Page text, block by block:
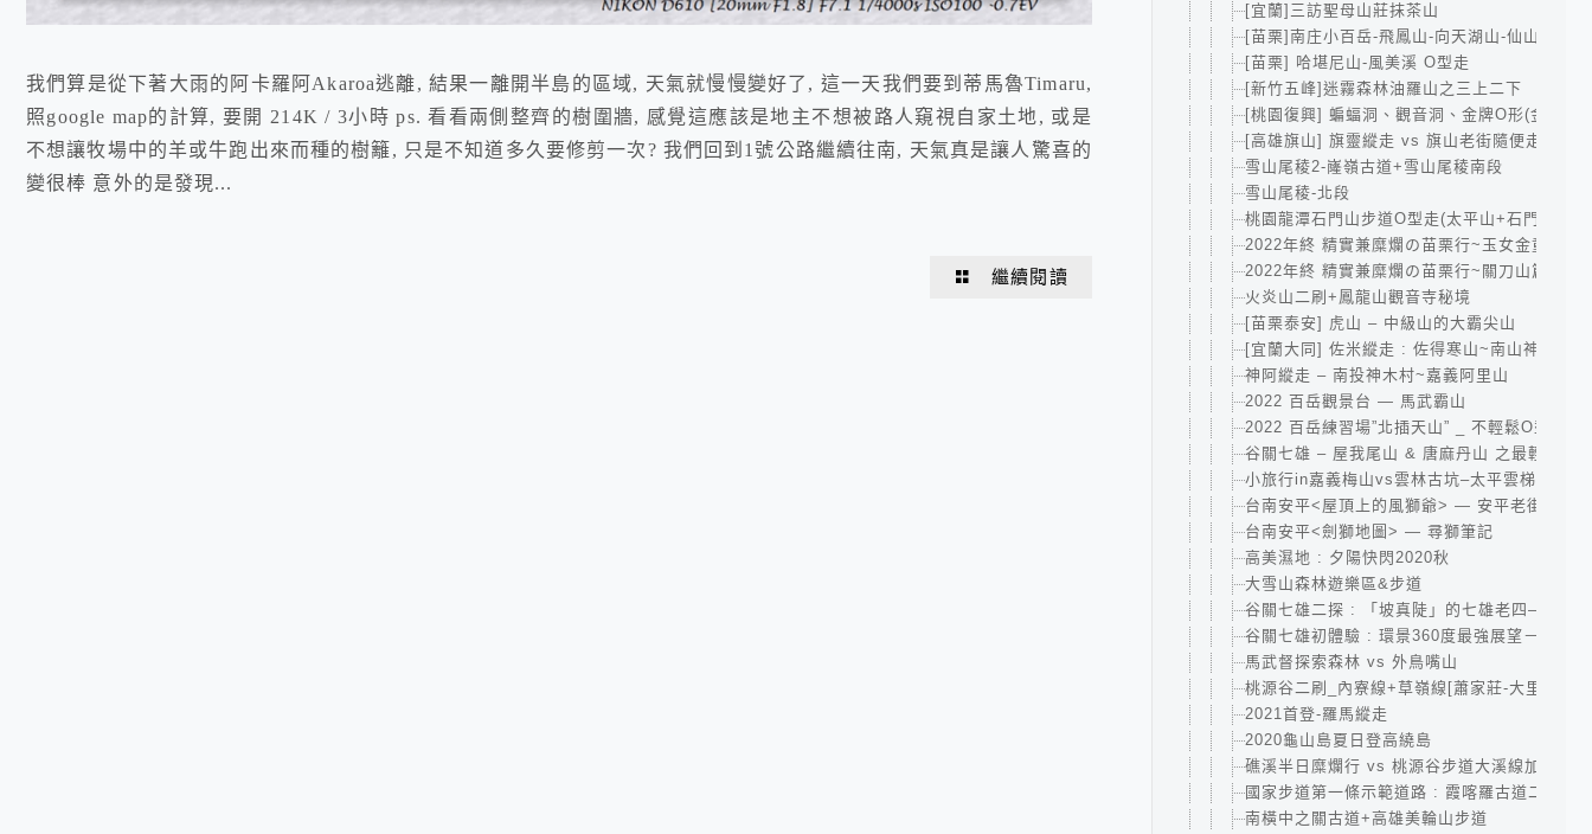
我們算是從下著大雨的阿卡羅阿Akaroa逃離, 結果一離開半島的區域, 天氣就慢慢變好了, 這一天我們要到蒂馬魯Timaru,
照google map的計算, 要開 214K / 3小時 ps. 看看兩側整齊的樹圍牆, 感覺這應該是地主不想被路人窺視自家土地, 或是
不想讓牧場中的羊或牛跑出來而種的樹籬, 只是不知道多久要修剪一次? 我們回到1號公路繼續往南, 天氣真是讓人驚喜的
變很棒 意外的是發現...
繼續閱讀
[宜蘭]三訪聖母山莊抹茶山
[苗栗]南庄小百岳-飛鳳山-向天湖山-仙山
[苗栗] 哈堪尼山-風美溪 O型走
[新竹五峰]迷霧森林油羅山之三上二下
[桃園復興] 蝙蝠洞、觀音洞、金牌O形(金平山
[高雄旗山] 旗靈縱走 vs 旗山老街隨便走
雪山尾稜2-嶐嶺古道+雪山尾稜南段
雪山尾稜-北段
桃園龍潭石門山步道O型走(太平山+石門山+小
2022年終 精實兼糜爛の苗栗行~玉女金童汶水
2022年終 精實兼糜爛の苗栗行~關刀山篇
火炎山二刷+鳳龍山觀音寺秘境
[苗栗泰安] 虎山 – 中級山的大霸尖山
[宜蘭大同] 佐米縱走 : 佐得寒山~南山神木群~
神阿縱走 – 南投神木村~嘉義阿里山
2022 百岳觀景台 — 馬武霸山
2022 百岳練習場”北插天山” _ 不輕鬆O型-賀
谷關七雄 – 屋我尾山 & 唐麻丹山 之最輕鬆攻
小旅行in嘉義梅山vs雲林古坑–太平雲梯、大尖
台南安平<屋頂上的風獅爺> — 安平老街亂走
台南安平<劍獅地圖> — 尋獅筆記
高美濕地 : 夕陽快閃2020秋
大雪山森林遊樂區&步道
谷關七雄二探 : 「坡真陡」的七雄老四—波津
谷關七雄初體驗 : 環景360度最強展望－東卯山
馬武督探索森林 vs 外鳥嘴山
桃源谷二刷_內寮線+草嶺線[蕭家莊-大里]
2021首登-羅馬縱走
2020龜山島夏日登高繞島
礁溪半日糜爛行 vs 桃源谷步道大溪線加碼草
國家步道第一條示範道路 : 霞喀羅古道二日｜
南橫中之關古道+高雄美輪山步道